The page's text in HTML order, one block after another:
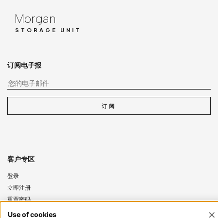
Morgan
STORAGE UNIT
订阅电子报
订阅
客户专区
登录
立即注册
重置密码